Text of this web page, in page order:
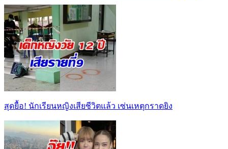
สุดยื้อ! นักเรียนหญิงเสียชีวิตแล้ว เซ่นเหตุกราดยิง